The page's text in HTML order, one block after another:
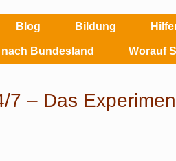
Blog Bildung
Bundesland Worauf
7 – Das